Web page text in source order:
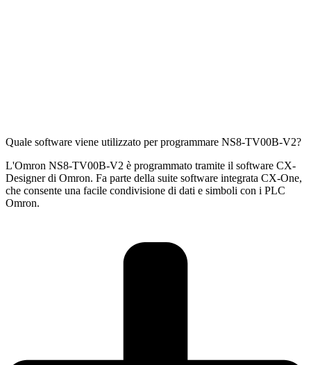
Quale software viene utilizzato per programmare NS8-TV00B-V2?
L'Omron NS8-TV00B-V2 è programmato tramite il software CX-
Designer di Omron. Fa parte della suite software integrata CX-One,
che consente una facile condivisione di dati e simboli con i PLC
Omron.